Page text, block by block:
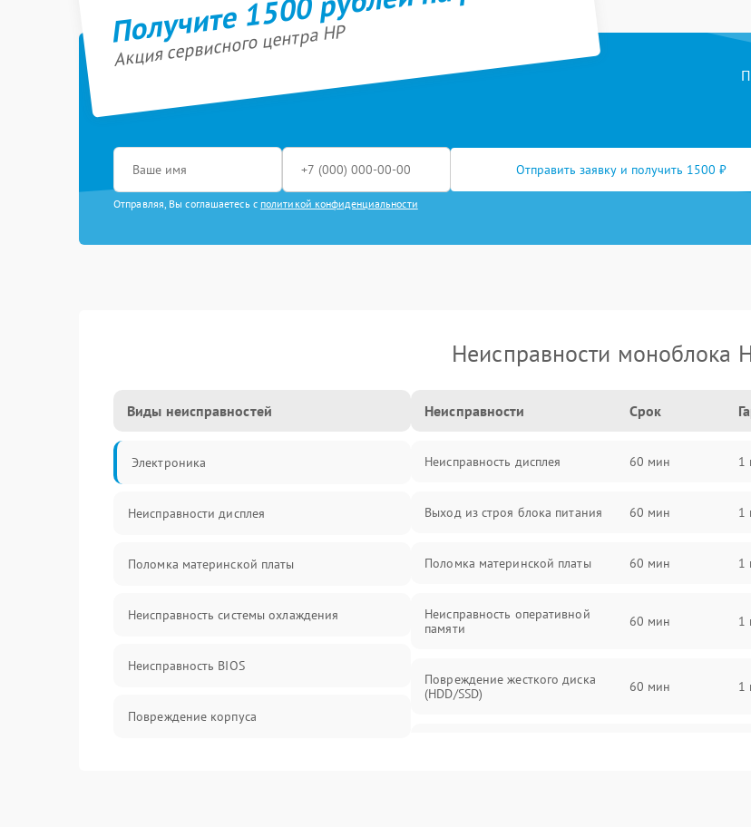
Акция сервисного центра HP
Отправить заявку и получить 1500 ₽
Отправляя, Вы соглашаетесь с политикой конфиденциальности
Неисправности моноблока
Виды неисправностей
Электроника
Неисправности дисплея
Поломка материнской платы
Неисправность системы охлаждения
Неисправность BIOS
Повреждение корпуса
Неисправности Срок
Неисправность дисплея 60 мин 1
Выход из строя блока питания 60 мин 1
Поломка материнской платы 60 мин 1
Неисправность оперативной
памяти
60 мин 1
Повреждение жесткого диска
(HDD/SSD)
60 мин 1